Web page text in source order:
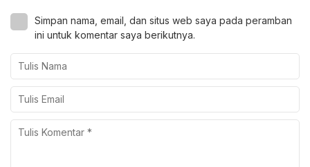
Simpan nama, email, dan situs web saya pada peramban
ini untuk komentar saya berikutnya.